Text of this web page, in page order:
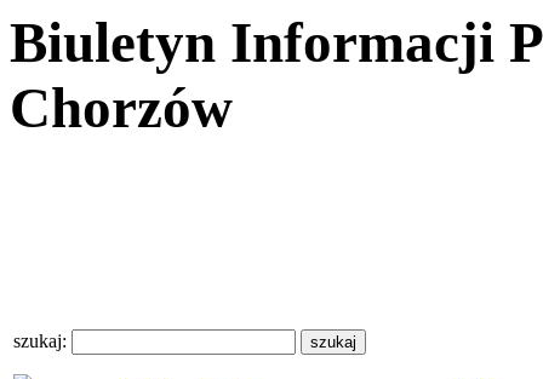
Biuletyn Informacji
Chorzów
szukaj: